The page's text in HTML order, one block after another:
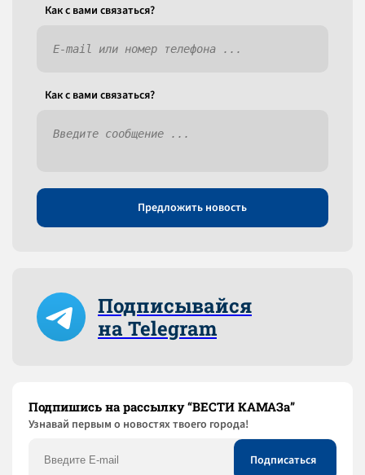
Как c вами связаться?
Как c вами связаться?
Предложить новость
Подписывайся
на Telegram
Подпишись на рассылку “ВЕСТИ КАМАЗа”
Узнaвай первым о новостях твоего города!